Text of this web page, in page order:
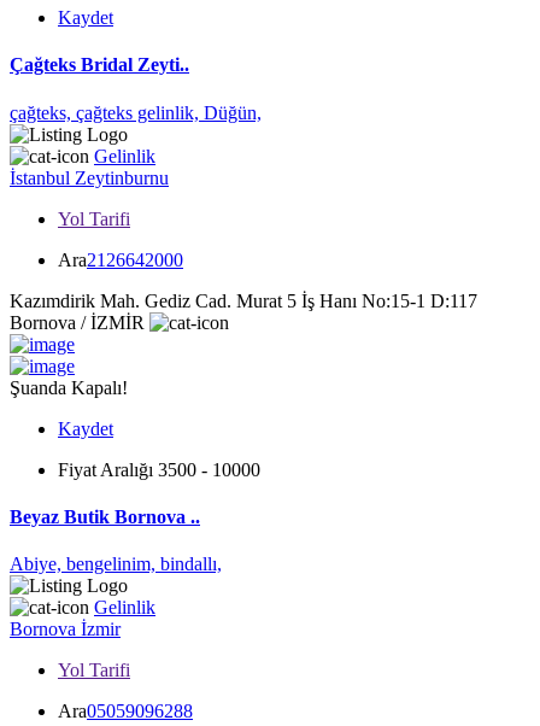
Kaydet
Çağteks Bridal Zeyti..
çağteks, çağteks gelinlik, Düğün,
Gelinlik
İstanbul Zeytinburnu
Yol Tarifi
Ara2126642000
Kazımdirik Mah. Gediz Cad. Murat 5 İş Hanı No:15-1 D:117
Bornova / İZMİR
Şuanda Kapalı!
Kaydet
Fiyat Aralığı 3500 - 10000
Beyaz Butik Bornova ..
Abiye, bengelinim, bindallı,
Gelinlik
Bornova İzmir
Yol Tarifi
Ara05059096288